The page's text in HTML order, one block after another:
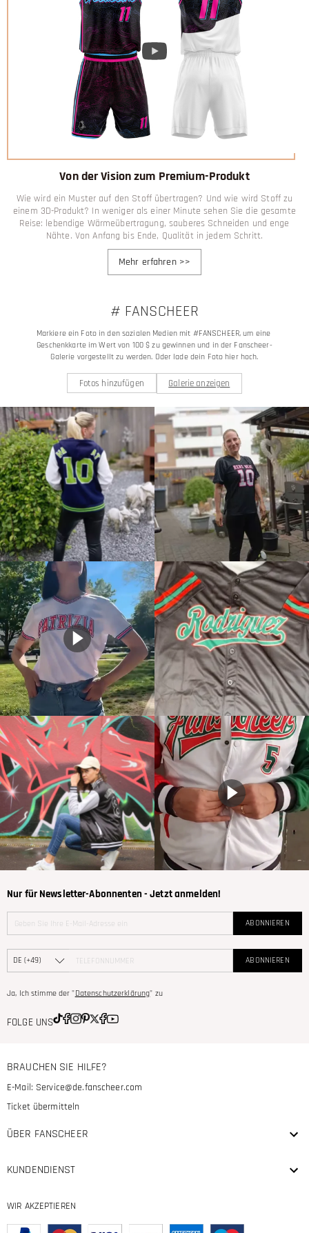
Von der Vision zum Premium-Produkt
Wie wird ein Muster auf den Stoff übertragen? Und wie wird Stoff zu
einem 3D-Produkt? In weniger als einer Minute sehen Sie die gesamte
Reise: lebendige Wärmeübertragung, sauberes Schneiden und enge
Nähte. Von Anfang bis Ende, Qualität in jedem Schritt.
Mehr erfahren>>
# FANSCHEER
Markiere ein Foto in den sozialen Medien mit #FANSCHEER, um eine
Geschenkkarte im Wert von 100 $ zu gewinnen und in der Fanscheer-
Galerie vorgestellt zu werden. Oder lade dein Foto hier hoch.
Fotos hinzufügen Galerie anzeigen
Nur für Newsletter-Abonnenten - Jetzt anmelden!
ABONNIEREN
ABONNIEREN
Ja, Ich stimme der "Datenschutzerklärung" zu
FOLGE UNS
BRAUCHEN SIE HILFE?
E-Mail: Service@de.fanscheer.com
Ticket übermitteln
ÜBER FANSCHEER
KUNDENDIENST
WIR AKZEPTIEREN